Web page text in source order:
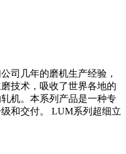
司几年的磨机生产经验，
技术，吸收了世界各地的
机。本系列产品是一种专
和交付。 LUM系列超细立